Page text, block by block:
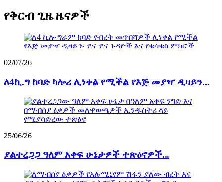
የቅርብ ጊዜ ዜናዎች
02/07/26
ለ4ኪ.ግ ከባድ ካሎሪ ሊነቀል የሚችል የእጅ መያዣ ዲዛይን...
25/06/26
ያልተረጋጋ ዓለም አቀፍ ሁኔታዎች ተጽዕኖዎች...